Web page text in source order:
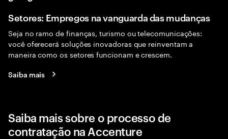
Setores: Empregos na vanguarda das mudanças
Seja no ramo de finanças, turismo ou telecomunicações:
você oferecerá soluções inovadoras que reinventam a
maneira como os setores funcionam e crescem.
Saiba mais
Saiba mais sobre o processo de
contratação na Accenture